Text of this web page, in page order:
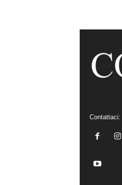
Contattaci: